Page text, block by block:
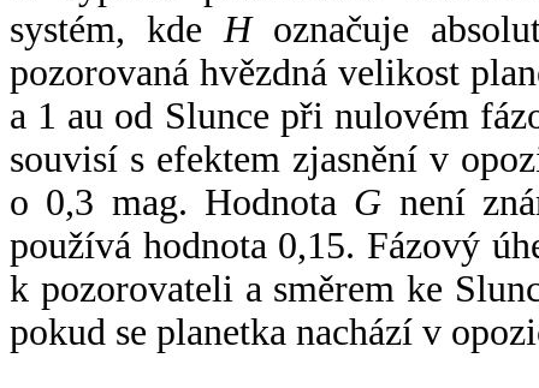
systém, kde Hoznačuje
pozorovaná hvězdná velikost
a 1 au od Slunce při nulovém
souvisí s efektem zjasnění v
o 0,3 mag. Hodnota G není
používá hodnota 0,15. Fázový
k pozorovateli a směrem ke
pokud se planetka nachází v